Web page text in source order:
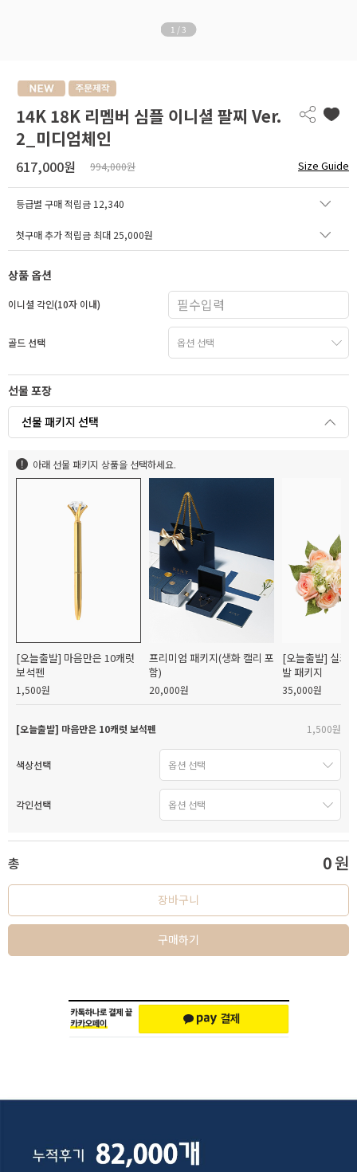
1 / 3
14K 18K 리멤버 심플 이니셜 팔찌 Ver.
2_미디엄체인
617,000원 994,000원 Size Guide
등급별 구매 적립금 12,340
첫구매 추가 적립금 최대 25,000원
상품 옵션
이니셜 각인(10자 이내)
골드 선택
선물 포장
선물 패키지 선택
아래 선물 패키지 상품을 선택하세요.
[오늘출발] 마음만은 10캐럿
보석펜
1,500원
프리미엄 패키지(생화 캘리 포
함)
20,000원
[오늘출발] 실크
발 패키지
35,000원
[오늘출발] 마음만은 10캐럿 보석펜 1,500원
색상선택
각인선택
총 0원
장바구니
구매하기